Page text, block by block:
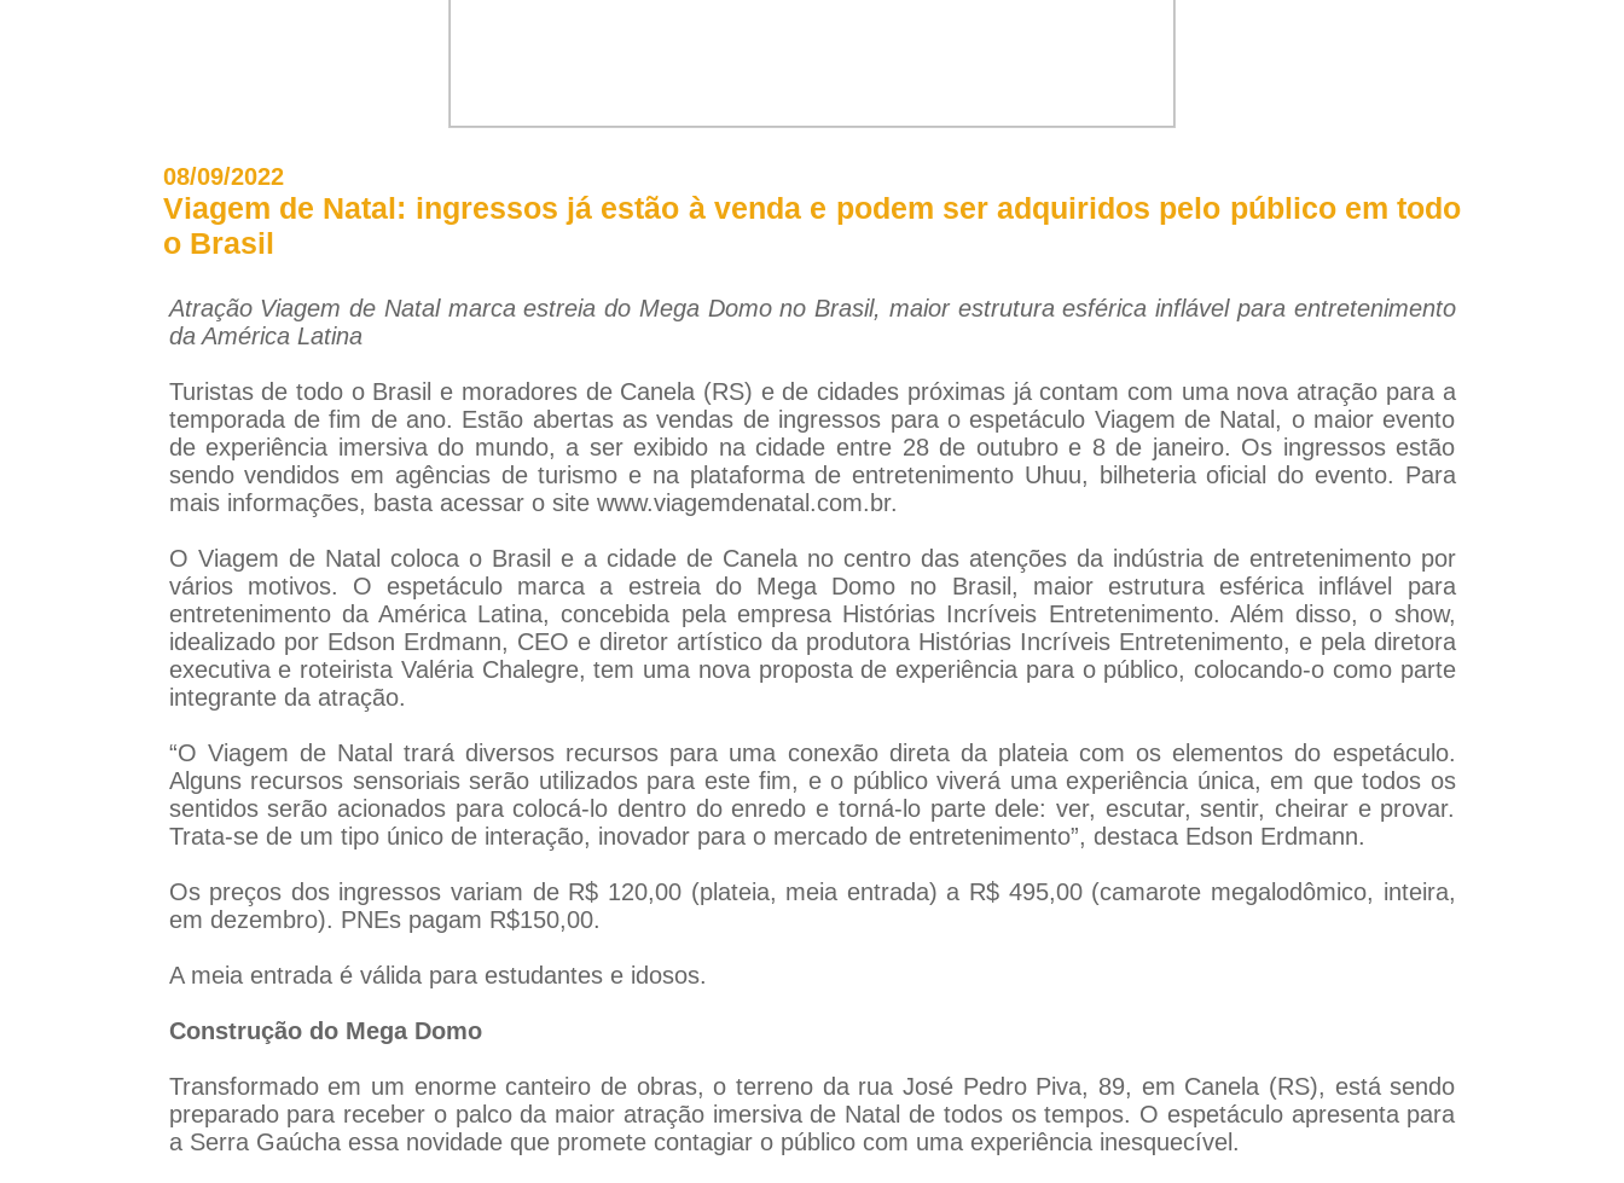
08/09/2022
Viagem de Natal: ingressos já estão à venda e podem ser adquiridos pelo público em todo
o Brasil
Atração Viagem de Natal marca estreia do Mega Domo no Brasil, maior estrutura esférica inflável para entretenimento
da América Latina
Turistas de todo o Brasil e moradores de Canela (RS) e de cidades próximas já contam com uma nova atração para a
temporada de fim de ano. Estão abertas as vendas de ingressos para o espetáculo Viagem de Natal, o maior evento
de experiência imersiva do mundo, a ser exibido na cidade entre 28 de outubro e 8 de janeiro. Os ingressos estão
sendo vendidos em agências de turismo e na plataforma de entretenimento Uhuu, bilheteria oficial do evento. Para
mais informações, basta acessar o site www.viagemdenatal.com.br.
O Viagem de Natal coloca o Brasil e a cidade de Canela no centro das atenções da indústria de entretenimento por
vários motivos. O espetáculo marca a estreia do Mega Domo no Brasil, maior estrutura esférica inflável para
entretenimento da América Latina, concebida pela empresa Histórias Incríveis Entretenimento. Além disso, o show,
idealizado por Edson Erdmann, CEO e diretor artístico da produtora Histórias Incríveis Entretenimento, e pela diretora
executiva e roteirista Valéria Chalegre, tem uma nova proposta de experiência para o público, colocando-o como parte
integrante da atração.
“O Viagem de Natal trará diversos recursos para uma conexão direta da plateia com os elementos do espetáculo.
Alguns recursos sensoriais serão utilizados para este fim, e o público viverá uma experiência única, em que todos os
sentidos serão acionados para colocá-lo dentro do enredo e torná-lo parte dele: ver, escutar, sentir, cheirar e provar.
Trata-se de um tipo único de interação, inovador para o mercado de entretenimento”, destaca Edson Erdmann.
Os preços dos ingressos variam de R$ 120,00 (plateia, meia entrada) a R$ 495,00 (camarote megalodômico, inteira,
em dezembro). PNEs pagam R$150,00.
A meia entrada é válida para estudantes e idosos.
Construção do Mega Domo
Transformado em um enorme canteiro de obras, o terreno da rua José Pedro Piva, 89, em Canela (RS), está sendo
preparado para receber o palco da maior atração imersiva de Natal de todos os tempos. O espetáculo apresenta para
a Serra Gaúcha essa novidade que promete contagiar o público com uma experiência inesquecível.